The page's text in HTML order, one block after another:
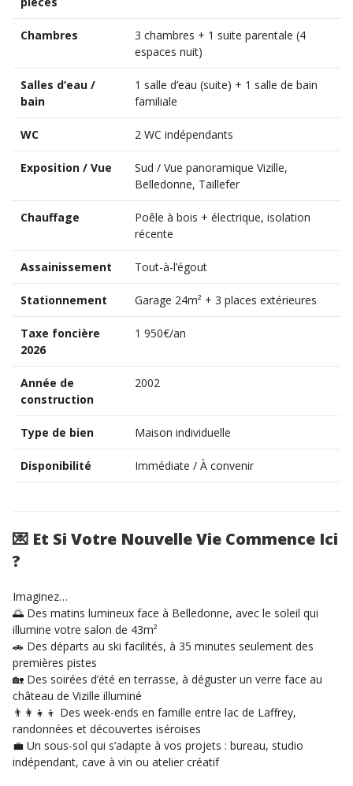
Chambres
3 chambres + 1 suite parentale (4
espaces nuit)
Salles d’eau /
bain
1 salle d’eau (suite) + 1 salle de bain
familiale
WC 2 WC indépendants
Exposition / Vue
Sud / Vue panoramique Vizille,
Belledonne, Taillefer
Chauffage
Poêle à bois + électrique, isolation
récente
Assainissement Tout-à-l’égout
Stationnement Garage 24m² + 3 places extérieures
Taxe foncière
2026
1 950€/an
Année de
construction
2002
Type de bien Maison individuelle
Disponibilité Immédiate / À convenir
💌 Et Si Votre Nouvelle Vie Commence Ici
?
Imaginez…
🌅 Des matins lumineux face à Belledonne, avec le soleil qui
illumine votre salon de 43m²
🚗 Des départs au ski facilités, à 35 minutes seulement des
premières pistes
🏡 Des soirées d’été en terrasse, à déguster un verre face au
château de Vizille illuminé
👨‍👩‍👧‍👦 Des week-ends en famille entre lac de Laffrey,
randonnées et découvertes iséroises
💼 Un sous-sol qui s’adapte à vos projets : bureau, studio
indépendant, cave à vin ou atelier créatif